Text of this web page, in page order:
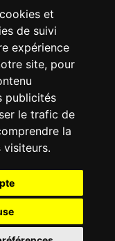
et
de suivi
expérience
site, pour
publicités
le trafic de
la
visiteurs.
et de 12h30 à
par : NetClic.fr
2015